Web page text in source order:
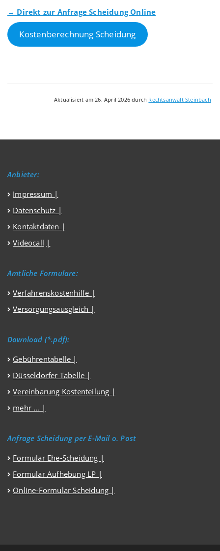
→ Direkt zur Anfrage Scheidung Online
Kostenberechnung Scheidung
Aktualisiert am 26. April 2026 durch Rechtsanwalt Steinbach
Anbieter:
Impressum |
Datenschutz |
Kontaktdaten |
Videocall |
Amtliche Formulare:
Verfahrenskostenhilfe |
Versorgungsausgleich |
Download (*.pdf):
Gebührentabelle |
Düsseldorfer Tabelle |
Vereinbarung Kostenteilung |
mehr … |
Anfrage Scheidung per E-Mail o. Post
Formular Ehe-Scheidung |
Formular Aufhebung LP |
Online-Formular Scheidung |